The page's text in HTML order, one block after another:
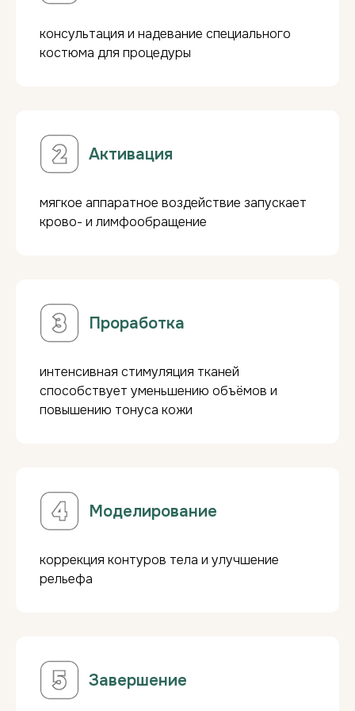
консультация и надевание специального
костюма для процедуры
Активация
мягкое аппаратное воздействие запускает
крово- и лимфообращение
Проработка
интенсивная стимуляция тканей
способствует уменьшению объёмов и
повышению тонуса кожи
Моделирование
коррекция контуров тела и улучшение
рельефа
Завершение
Скидка за абонемент:
Скидка -5%
Годовые абонементы: